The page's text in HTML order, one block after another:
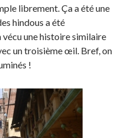
librement. Ça a été une
hindous a été
vécu une histoire similaire
un troisième œil. Bref, on
!